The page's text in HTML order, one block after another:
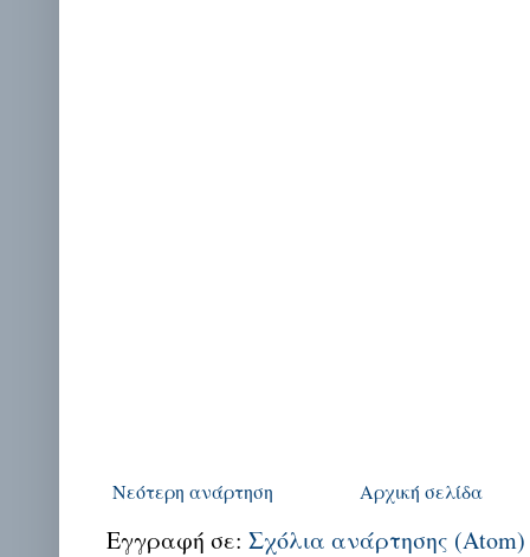
Νεότερη ανάρτηση Αρχική σελίδα
Εγγραφή σε: Σχόλια ανάρτησης (Atom)